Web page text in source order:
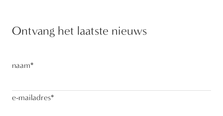
Ontvang het laatste nieuws
naam*
e-mailadres*